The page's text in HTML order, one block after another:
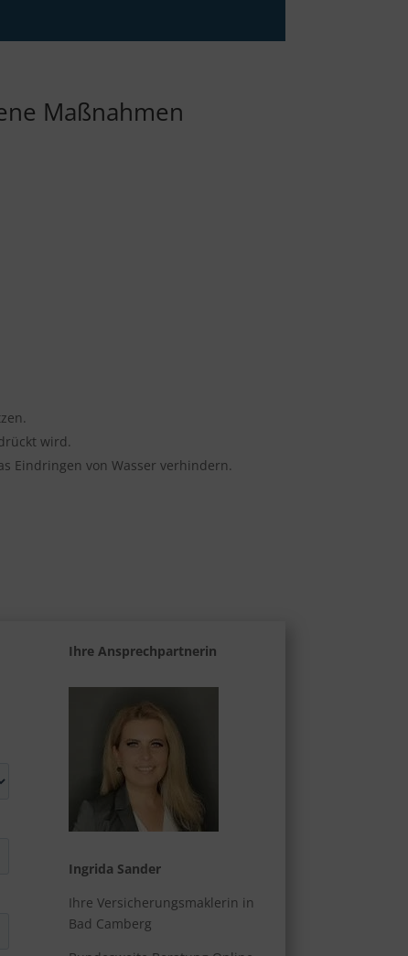
Maßnahmen
wird.
Eindringen von Wasser verhindern.
Ihre Ansprechpartnerin
Ingrida Sander
Ihre Versicherungsmaklerin in
Bad Camberg